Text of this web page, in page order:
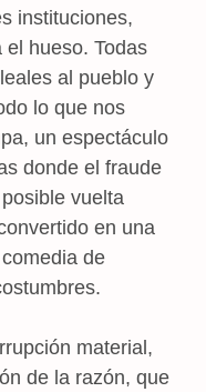
instituciones,
hueso. Todas
al pueblo y
lo que nos
un espectáculo
donde el fraude
vuelta
en una
de
material,
de la razón, que